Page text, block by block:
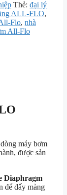
Thẻ: đại lý
ALL-FLO,
Flo, nhà
All-Flo
máy bơm
được sản
Diaphragm
để đẩy màng